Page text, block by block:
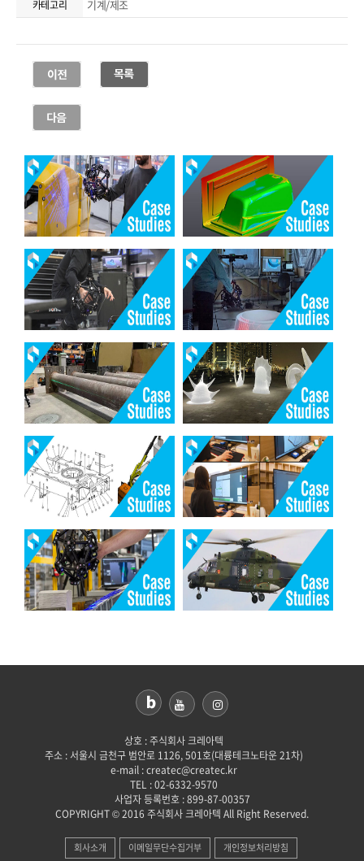
카테고리 기계/제조
상호 : 주식회사 크레아텍
주소 : 서울시 금천구 범안로 1126, 501호(대륭테크노타운 21차)
e-mail : createc@createc.kr
TEL : 02-6332-9570
사업자 등록번호 : 899-87-00357
COPYRIGHT © 2016 주식회사 크레아텍 All Right Reserved.
회사소개 이메일무단수집거부 개인정보처리방침